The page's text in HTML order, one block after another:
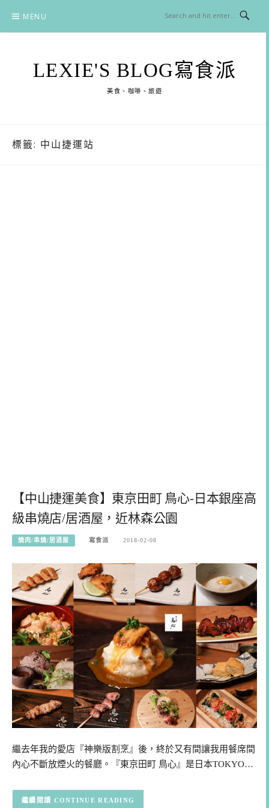
content
MENU
LEXIE'S BLOG寫食派
美食、咖啡、旅遊
標籤: 中山捷運站
【中山捷運美食】東京田町 鳥心-日本銀座高
級串燒店/居酒屋，近林森公園
燒肉/串燒/居酒屋 寫食派 2018-02-08
繼去年我的愛店『神樂版割烹』後，終於又有間讓我用餐席間
內心不斷放煙火的餐廳。『東京田町 鳥心』是日本TOKYO…
CONTINUE READING